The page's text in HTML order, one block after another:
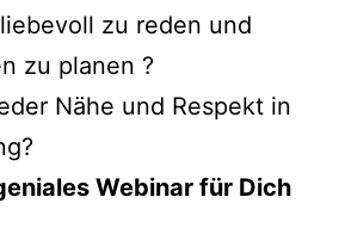
zu reden und
zu planen ?
Nähe und Respekt in
Webinar für Dich